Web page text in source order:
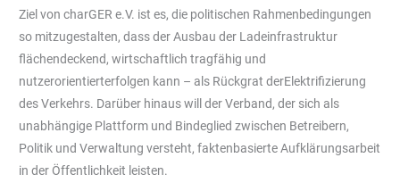
Ziel von charGER e.V. ist es, die politischen Rahmenbedingungen
so mitzugestalten, dass der Ausbau der Ladeinfrastruktur
flächendeckend, wirtschaftlich tragfähig und
nutzerorientierterfolgen kann – als Rückgrat derElektrifizierung
des Verkehrs. Darüber hinaus will der Verband, der sich als
unabhängige Plattform und Bindeglied zwischen Betreibern,
Politik und Verwaltung versteht, faktenbasierte Aufklärungsarbeit
in der Öffentlichkeit leisten.